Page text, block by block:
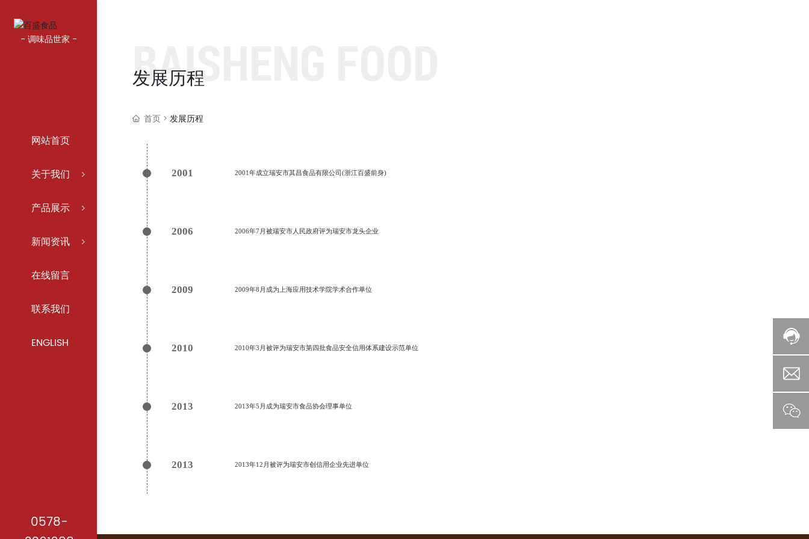
- 调味品世家 -
网站首页
关于我们
产品展示
新闻资讯
在线留言
联系我们
ENGLISH
0578-
BAISHENG FOOD
发展历程
首页 发展历程
2001 2001年成立瑞安市其昌食品有限公司(浙江百盛前身)
2006 2006年7月被瑞安市人民政府评为瑞安市龙头企业
2009 2009年8月成为上海应用技术学院学术合作单位
2010 2010年3月被评为瑞安市第四批食品安全信用体系建设示范单位
2013 2013年5月成为瑞安市食品协会理事单位
2013 2013年12月被评为瑞安市创信用企业先进单位